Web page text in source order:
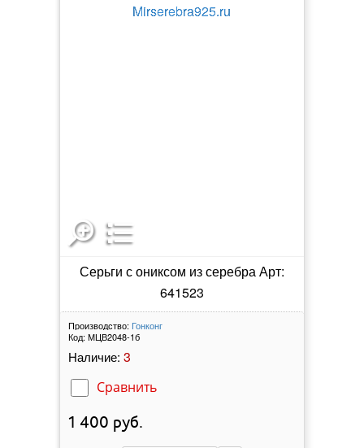
Серьги с ониксом из серебра Арт:
641523
Производство: Гонконг
Код: МЦВ2048-1б
Наличие: 3
Сравнить
1 400 руб.